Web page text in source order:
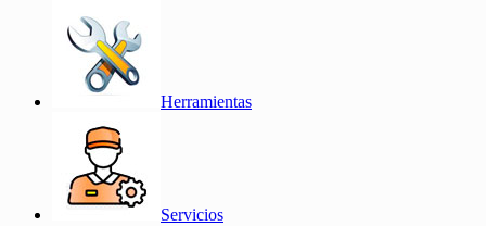
Herramientas
Servicios